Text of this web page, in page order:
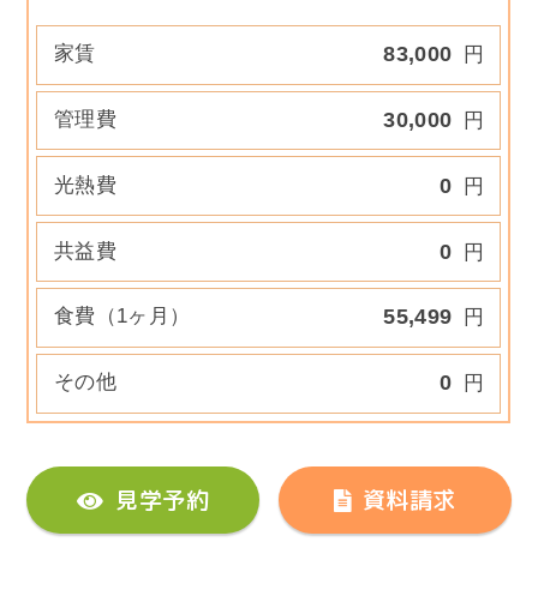
家賃 83,000 円
管理費 30,000 円
光熱費 0 円
共益費 0 円
食費（1ヶ月） 55,499 円
その他 0 円
見学予約 資料請求